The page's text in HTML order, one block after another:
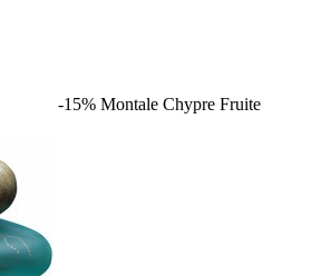
-15% Montale Chypre Fruite